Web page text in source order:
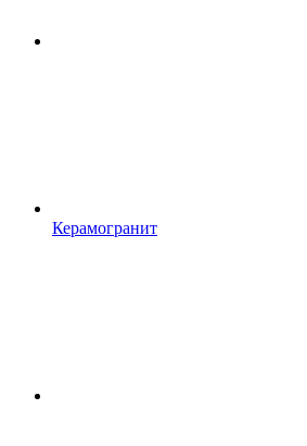
Керамогранит